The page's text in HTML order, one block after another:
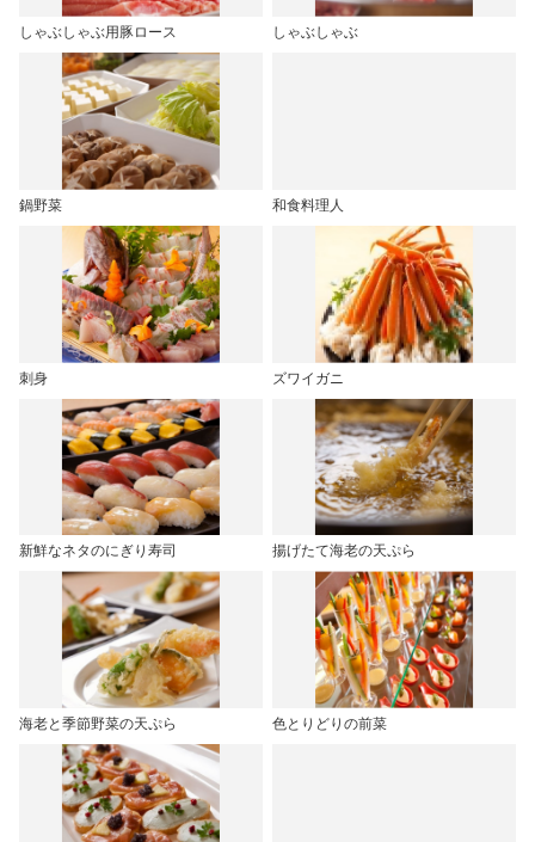
しゃぶしゃぶ用豚ロース しゃぶしゃぶ
鍋野菜 和食料理人
刺身 ズワイガニ
新鮮なネタのにぎり寿司 揚げたて海老の天ぷら
海老と季節野菜の天ぷら 色とりどりの前菜